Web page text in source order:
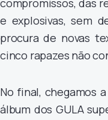
compromissos, das
e explosivas, sem
procura de novas
cinco rapazes não
No final, chegamos
álbum dos GULA